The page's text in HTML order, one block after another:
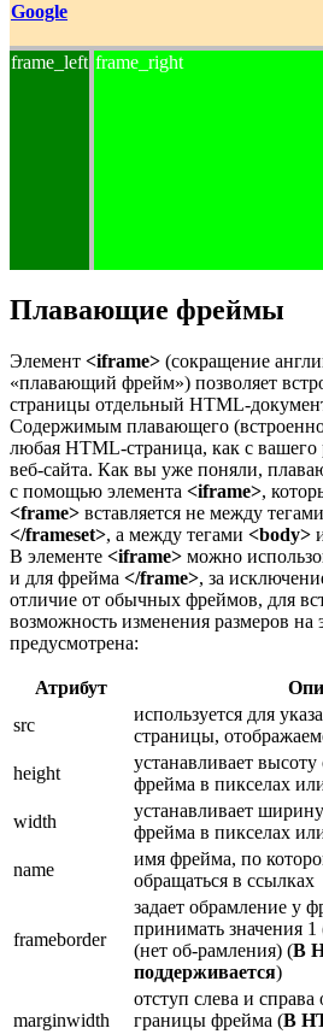
Google
frame_left frame_right
Плавающие фреймы
Элемент <iframe> (сокращение
«плавающий фрейм») позволяет
страницы отдельный HTML-
Содержимым плавающего
любая НТМL-страница, как с вашего
веб-сайта. Как вы уже поняли,
с помощью элемента <iframe>,
<frame> вставляется не между тегами
</frameset>, а между тегами <body>
В элементе <iframe> можно
и для фрейма </frame>, за
отличие от обычных фреймов, для
возможность изменения размеров на
предусмотрена:
Атрибут
src
используется для
страницы,
height
устанавливает
фрейма в пикселах
width
устанавливает
фрейма в пикселах
name
имя фрейма, по
обращаться в ссылках
frameborder
задает обрамление у
принимать значения
(нет об-рамления) (В
поддерживается)
marginwidth
отступ слева и
границы фрейма (В